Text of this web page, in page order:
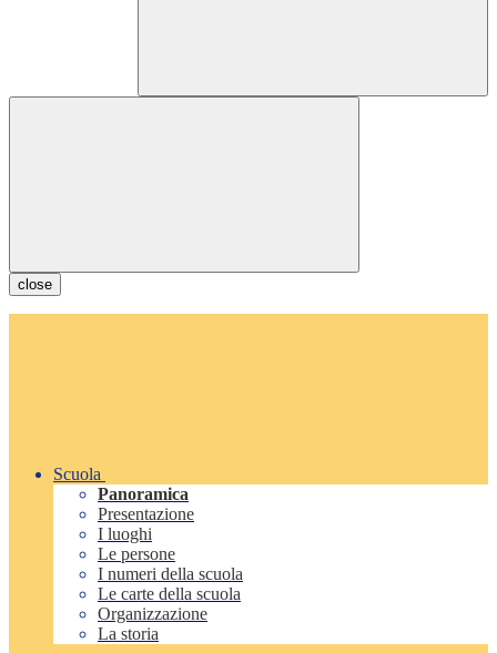
close
Scuola
Panoramica
Presentazione
I luoghi
Le persone
I numeri della scuola
Le carte della scuola
Organizzazione
La storia